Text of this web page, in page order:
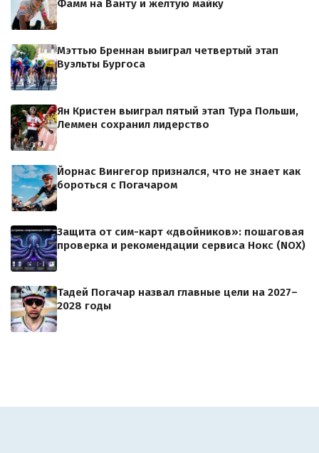
Фамм на Ванту и желтую майку
Мэттью Бреннан выиграл четвертый этап
Вуэльты Бургоса
Ян Кристен выиграл пятый этап Тура Польши,
Леммен сохранил лидерство
Йорнас Вингегор признался, что не знает как
бороться с Погачаром
Защита от сим-карт «двойников»: пошаговая
проверка и рекомендации сервиса Нокс (NOX)
Тадей Погачар назвал главные цели на 2027–
2028 годы